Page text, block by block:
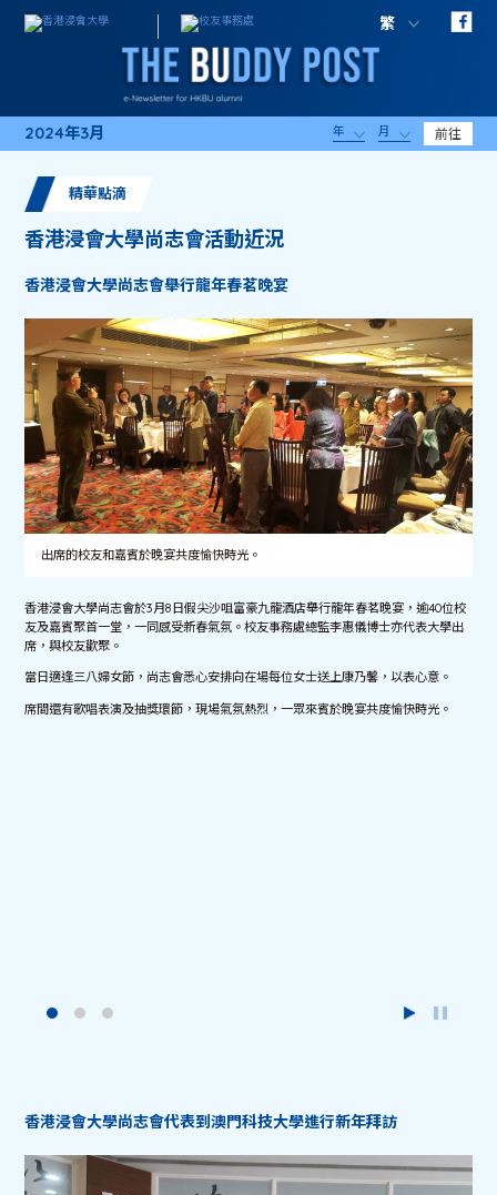
繁
2024年3月 年 月 前往
精華點滴
香港浸會大學尚志會活動近況
香港浸會大學尚志會舉行龍年春茗晚宴
出席的校友和嘉賓於晚宴共度愉快時光。
香港浸會大學尚志會於3月8日假尖沙咀富豪九龍酒店舉行龍年春茗晚宴，逾40位校
友及嘉賓聚首一堂，一同感受新春氣氛。校友事務處總監李惠儀博士亦代表大學出
席，與校友歡聚。
當日適逢三八婦女節，尚志會悉心安排向在場每位女士送上康乃馨，以表心意。
席間還有歌唱表演及抽獎環節，現場氣氛熱烈，一眾來賓於晚宴共度愉快時光。
香港浸會大學尚志會代表到澳門科技大學進行新年拜訪